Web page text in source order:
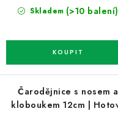
Skladem (>10 balení)
Čarodějnice s nosem a
kloboukem 12cm | Hotová